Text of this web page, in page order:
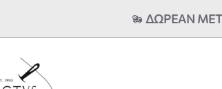
ΔΩΡΕΑΝ